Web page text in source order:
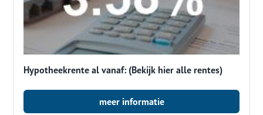
Hypotheekrente al vanaf: (Bekijk hier alle rentes)
meer informatie